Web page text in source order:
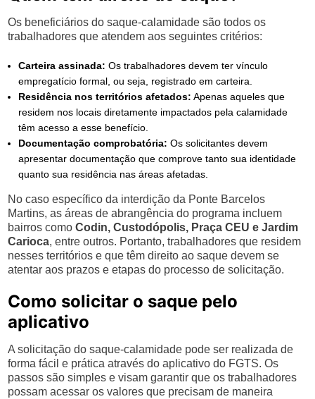
Os beneficiários do saque-calamidade são todos os
trabalhadores que atendem aos seguintes critérios:
Carteira assinada: Os trabalhadores devem ter vínculo
empregatício formal, ou seja, registrado em carteira.
Residência nos territórios afetados: Apenas aqueles que
residem nos locais diretamente impactados pela calamidade
têm acesso a esse benefício.
Documentação comprobatória: Os solicitantes devem
apresentar documentação que comprove tanto sua identidade
quanto sua residência nas áreas afetadas.
No caso específico da interdição da Ponte Barcelos
Martins, as áreas de abrangência do programa incluem
bairros comoCodin, Custodópolis, Praça CEU e Jardim
Carioca, entre outros. Portanto, trabalhadores que residem
nesses territórios e que têm direito ao saque devem se
atentar aos prazos e etapas do processo de solicitação.
Como solicitar o saque pelo
aplicativo
A solicitação do saque-calamidade pode ser realizada de
forma fácil e prática através do aplicativo do FGTS. Os
passos são simples e visam garantir que os trabalhadores
possam acessar os valores que precisam de maneira